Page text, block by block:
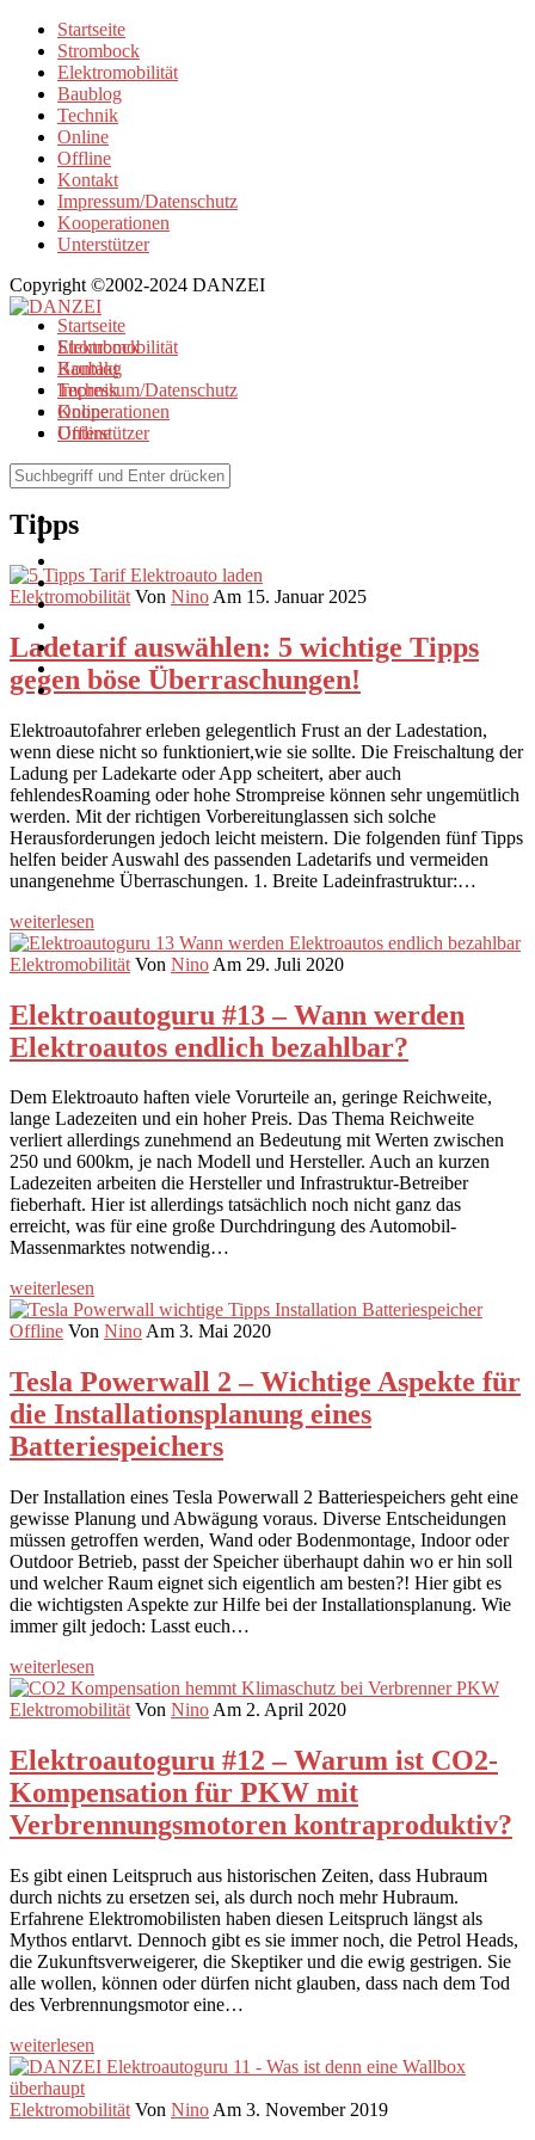
Startseite
Strombock
Elektromobilität
Baublog
Technik
Online
Offline
Kontakt
Impressum/Datenschutz
Kooperationen
Unterstützer
Copyright ©2002-2024 DANZEI
Startseite
Strombock
Kontakt
Impressum/Datenschutz
Kooperationen
Unterstützer
Elektromobilität
Baublog
Technik
Online
Offline
Browse Tag
Tipps
Elektromobilität Von Nino Am 15. Januar 2025
Ladetarif auswählen: 5 wichtige Tipps
gegen böse Überraschungen!
Elektroautofahrer erleben gelegentlich Frust an der Ladestation,
wenn diese nicht so funktioniert,wie sie sollte. Die Freischaltung der
Ladung per Ladekarte oder App scheitert, aber auch
fehlendesRoaming oder hohe Strompreise können sehr ungemütlich
werden. Mit der richtigen Vorbereitunglassen sich solche
Herausforderungen jedoch leicht meistern. Die folgenden fünf Tipps
helfen beider Auswahl des passenden Ladetarifs und vermeiden
unangenehme Überraschungen. 1. Breite Ladeinfrastruktur:…
weiterlesen
Elektromobilität Von Nino Am 29. Juli 2020
Elektroautoguru #13 – Wann werden
Elektroautos endlich bezahlbar?
Dem Elektroauto haften viele Vorurteile an, geringe Reichweite,
lange Ladezeiten und ein hoher Preis. Das Thema Reichweite
verliert allerdings zunehmend an Bedeutung mit Werten zwischen
250 und 600km, je nach Modell und Hersteller. Auch an kurzen
Ladezeiten arbeiten die Hersteller und Infrastruktur-Betreiber
fieberhaft. Hier ist allerdings tatsächlich noch nicht ganz das
erreicht, was für eine große Durchdringung des Automobil-
Massenmarktes notwendig…
weiterlesen
Offline Von NinoAm 3. Mai 2020
Tesla Powerwall 2 – Wichtige Aspekte für
die Installationsplanung eines
Batteriespeichers
Der Installation eines Tesla Powerwall 2 Batteriespeichers geht eine
gewisse Planung und Abwägung voraus. Diverse Entscheidungen
müssen getroffen werden, Wand oder Bodenmontage, Indoor oder
Outdoor Betrieb, passt der Speicher überhaupt dahin wo er hin soll
und welcher Raum eignet sich eigentlich am besten?! Hier gibt es
die wichtigsten Aspekte zur Hilfe bei der Installationsplanung. Wie
immer gilt jedoch: Lasst euch…
weiterlesen
Elektromobilität Von Nino Am 2. April 2020
Elektroautoguru #12 – Warum ist CO2-
Kompensation für PKW mit
Verbrennungsmotoren kontraproduktiv?
Es gibt einen Leitspruch aus historischen Zeiten, dass Hubraum
durch nichts zu ersetzen sei, als durch noch mehr Hubraum.
Erfahrene Elektromobilisten haben diesen Leitspruch längst als
Mythos entlarvt. Dennoch gibt es sie immer noch, die Petrol Heads,
die Zukunftsverweigerer, die Skeptiker und die ewig gestrigen. Sie
alle wollen, können oder dürfen nicht glauben, dass nach dem Tod
des Verbrennungsmotor eine…
weiterlesen
Elektromobilität Von Nino Am 3. November 2019